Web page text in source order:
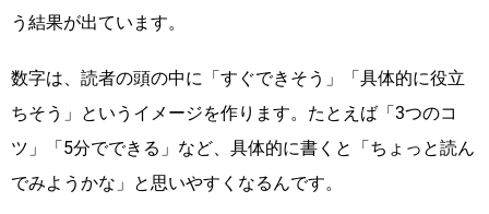
う結果が出ています。
数字は、読者の頭の中に「すぐできそう」「具体的に役立
ちそう」というイメージを作ります。たとえば「3つのコ
ツ」「5分でできる」など、具体的に書くと「ちょっと読ん
でみようかな」と思いやすくなるんです。